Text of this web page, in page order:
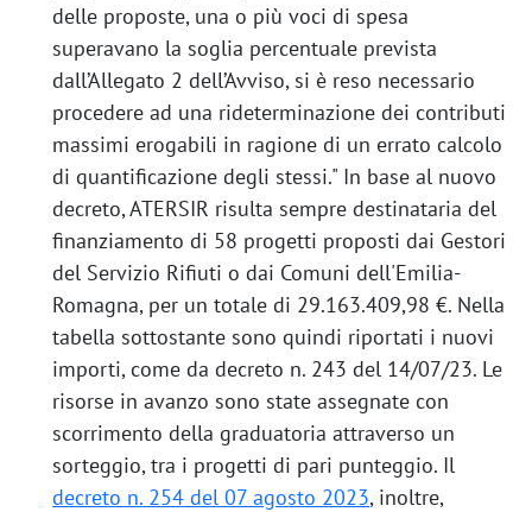
delle proposte, una o più voci di spesa
superavano la soglia percentuale prevista
dall’Allegato 2 dell’Avviso, si è reso necessario
procedere ad una rideterminazione dei contributi
massimi erogabili in ragione di un errato calcolo
di quantificazione degli stessi." In base al nuovo
decreto, ATERSIR risulta sempre destinataria del
finanziamento di 58 progetti proposti dai Gestori
del Servizio Rifiuti o dai Comuni dell'Emilia-
Romagna, per un totale di 29.163.409,98 €. Nella
tabella sottostante sono quindi riportati i nuovi
importi, come da decreto n. 243 del 14/07/23. Le
risorse in avanzo sono state assegnate con
scorrimento della graduatoria attraverso un
sorteggio, tra i progetti di pari punteggio. Il
decreto n. 254 del 07 agosto 2023, inoltre,